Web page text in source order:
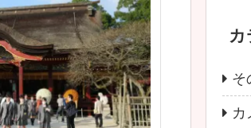
カ
そ
カ